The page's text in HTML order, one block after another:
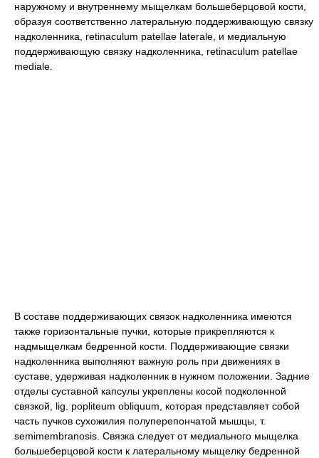
наружному и внутреннему мыщелкам большеберцовой кости,
образуя соответственно латеральную поддерживающую связку
надколенника, retinaculum patellae laterale, и медиальную
поддерживающую связку надколенника, retinaculum patellae
mediale.
В составе поддерживающих связок надколенника имеются
также горизонтальные пучки, которые прикрепляются к
надмыщелкам бедренной кости. Поддерживающие связки
надколенника выполняют важную роль при движениях в
суставе, удерживая надколенник в нужном положении. Задние
отделы суставной капсулы укреплены косой подколенной
связкой, lig. popliteum obliquum, которая представляет собой
часть пучков сухожилия полуперепончатой мышцы, т.
semimembranosis. Связка следует от медиального мыщелка
большеберцовой кости к латеральному мыщелку бедренной